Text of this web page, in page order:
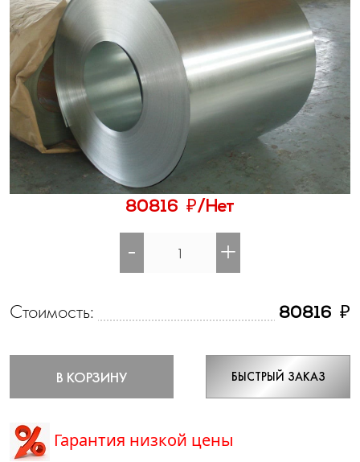
80816 ₽/Нет
- +
Стоимость: 80816 ₽
В КОРЗИНУ БЫСТРЫЙ ЗАКАЗ
Гарантия низкой цены